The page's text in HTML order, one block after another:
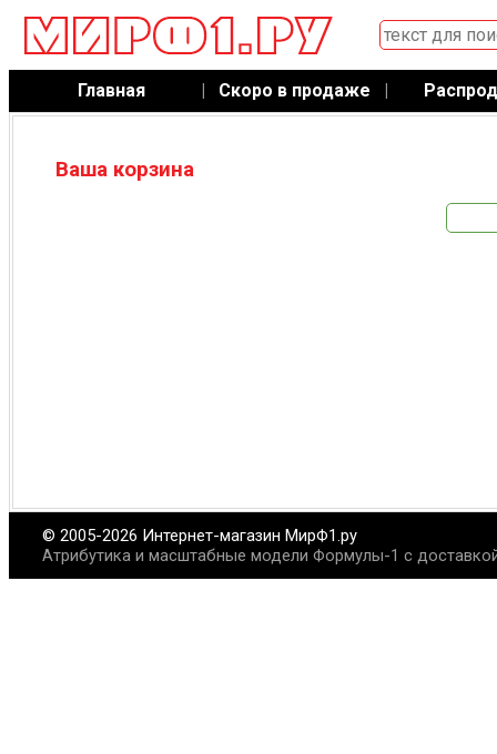
Главная | Скоро в продаже |
Ваша корзина
© 2005-2026 Интернет-магазин МирФ1.ру
Атрибутика и масштабные модели Формулы-1 с